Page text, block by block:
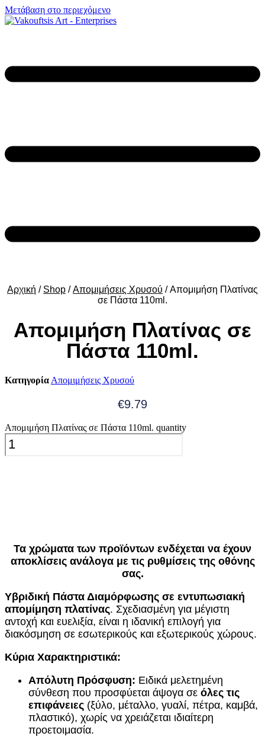
Μετάβαση στο περιεχόμενο
Αρχική / Shop /Απομιμήσεις Χρυσού / Απομιμήση Πλατίνας
σε Πάστα 110ml.
Απομιμήση Πλατίνας σε
Πάστα 110ml.
Κατηγορία Απομιμήσεις Χρυσού
€9.79
Απομιμήση Πλατίνας σε Πάστα 110ml. quantity
Τα χρώματα των προϊόντων ενδέχεται να έχουν
αποκλίσεις ανάλογα με τις ρυθμίσεις της οθόνης
σας.
Υβριδική Πάστα Διαμόρφωσης σε εντυπωσιακή
απομίμηση πλατίνας. Σχεδιασμένη για μέγιστη
αντοχή και ευελιξία, είναι η ιδανική επιλογή για
διακόσμηση σε εσωτερικούς και εξωτερικούς χώρους.
Κύρια Χαρακτηριστικά:
Απόλυτη Πρόσφυση: Ειδικά μελετημένη
σύνθεση που προσφύεται άψογα σε όλες τις
επιφάνειες (ξύλο, μέταλλο, γυαλί, πέτρα, καμβά,
πλαστικό), χωρίς να χρειάζεται ιδιαίτερη
προετοιμασία.